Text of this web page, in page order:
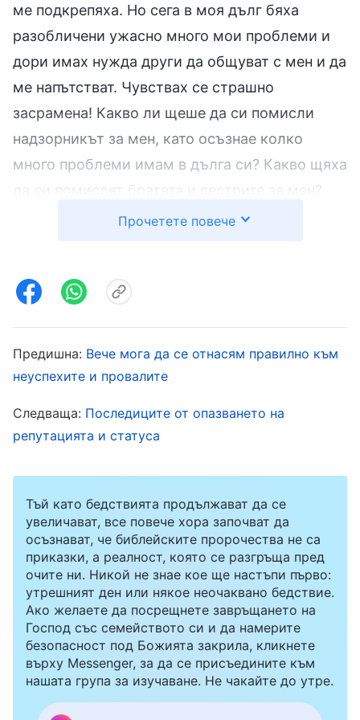
ме подкрепяха. Но сега в моя дълг бяха
разобличени ужасно много мои проблеми и
дори имах нужда други да общуват с мен и да
ме напътстват. Чувствах се страшно
засрамена! Какво ли щеше да си помисли
надзорникът за мен, като осъзнае колко
много проблеми имам в дълга си? Какво щяха
да си помислят братята и сестрите за мен?
Дали щяха да си помислят, че имам слаби
немилост. Но след това не изследвах
временен провал. Стига да съм готова да
бъдат решени“.
реши проблемът с новодошлите, които са
твърде заети с работа, за да посещават
събирания. След като приключих, някои
братя и сестри казаха, че не съм попитала
сериозно новодошлите за техните трудности,
дали имат действителни трудности в живота
си, или имат грешни възгледи. Някои казаха,
Прочетете повече
Предишна: Вече мога да се отнасям правилно към
неуспехите и провалите
Следваща: Последиците от опазването на
репутацията и статуса
Тъй като бедствията продължават да се
увеличават, все повече хора започват да
осъзнават, че библейските пророчества не са
приказки, а реалност, която се разгръща пред
очите ни. Никой не знае кое ще настъпи първо:
утрешният ден или някое неочаквано бедствие.
Ако желаете да посрещнете завръщането на
Господ със семейството си и да намерите
безопасност под Божията закрила, кликнете
върху Messenger, за да се присъедините към
нашата група за изучаване. Не чакайте до утре.